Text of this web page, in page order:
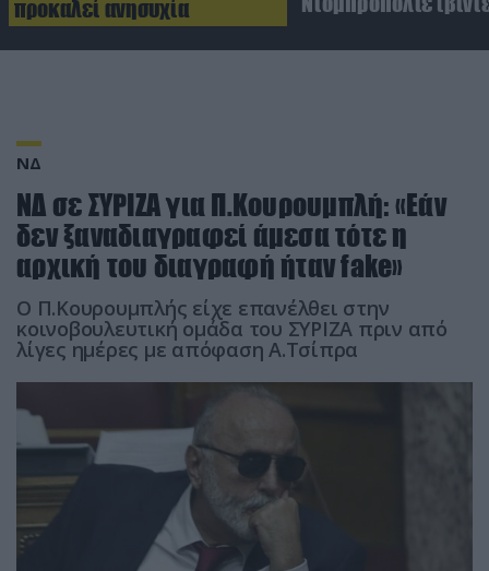
προκαλεί ανησυχία
ΝΔ
ΝΔ σε ΣΥΡΙΖΑ για Π.Κουρουμπλή: «Εάν
δεν ξαναδιαγραφεί άμεσα τότε η
αρχική του διαγραφή ήταν fake»
O Π.Κουρουμπλής είχε επανέλθει στην
κοινοβουλευτική ομάδα του ΣΥΡΙΖΑ πριν από
λίγες ημέρες με απόφαση Α.Τσίπρα